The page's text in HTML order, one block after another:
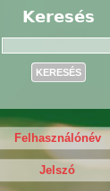
Keresés